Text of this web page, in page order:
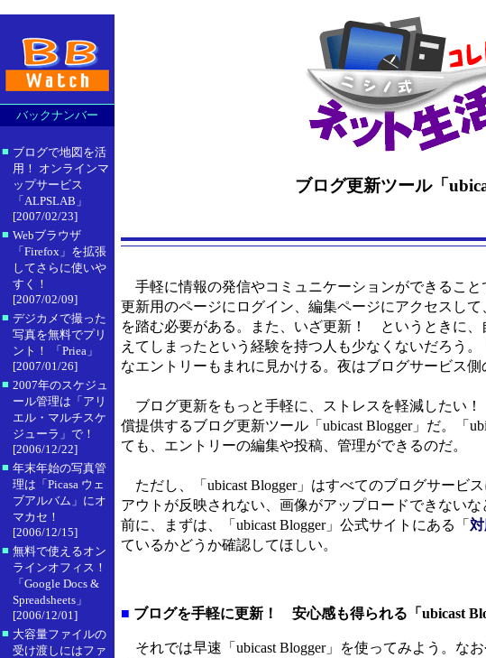
バックナンバー
■ ブログで地図を活
用！ オンラインマ
ップサービス
「ALPSLAB」
[2007/02/23]
■ Webブラウザ
「Firefox」を拡張
してさらに使いや
すく！
[2007/02/09]
■ デジカメで撮った
写真を無料でプリ
ント！ 「Priea」
[2007/01/26]
■ 2007年のスケジュ
ール管理は「アリ
エル・マルチスケ
ジューラ」で！
[2006/12/22]
■ 年末年始の写真管
理は「Picasa ウェ
ブアルバム」にオ
マカセ！
[2006/12/15]
■ 無料で使えるオン
ラインオフィス！
「Google Docs &
Spreadsheets」
[2006/12/01]
■ 大容量ファイルの
受け渡しにはファ
ブログ更新ツール「
手軽に情報の発信やコミュニケーションができること
更新用のページにログイン、編集ページにアクセスし
を踏む必要がある。また、いざ更新！ というときに
えてしまったという経験を持つ人も少なくないだろう
なエントリーもまれに見かける。夜はブログサービス
ブログ更新をもっと手軽に、ストレスを軽減したい
償提供するブログ更新ツール「ubicast Blogger」だ。「
ても、エントリーの編集や投稿、管理ができるのだ。
ただし、「ubicast Blogger」はすべてのブログサービ
アウトが反映されない、画像がアップロードできない
前に、まずは、「ubicast Blogger」公式サイトにある「
ているかどうか確認してほしい。
■ ブログを手軽に更新！ 安心感も得られる「ubicast
それでは早速「ubicast Blogger」を使ってみよう。な